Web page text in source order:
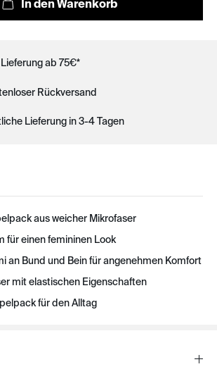
ab 75€*
Rückversand
Lieferung in 3-4 Tagen
aus weicher Mikrofaser
für einen femininen Look
an Bund und Bein für angenehmen Komfort
mit elastischen Eigenschaften
für den Alltag